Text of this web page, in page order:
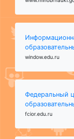
window.edu.ru
Федеральный
fcior.edu.ru